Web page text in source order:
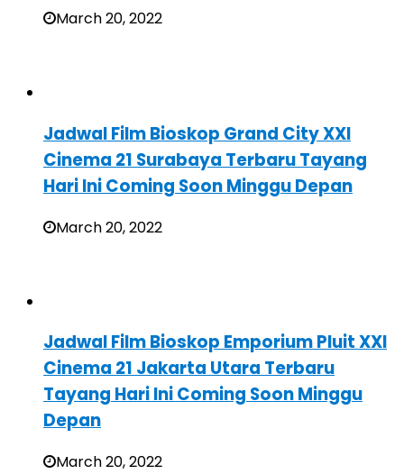
March 20, 2022
Jadwal Film Bioskop Grand City XXI
Cinema 21 Surabaya Terbaru Tayang
Hari Ini Coming Soon Minggu Depan
March 20, 2022
Jadwal Film Bioskop Emporium Pluit XXI
Cinema 21 Jakarta Utara Terbaru
Tayang Hari Ini Coming Soon Minggu
Depan
March 20, 2022